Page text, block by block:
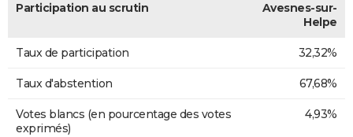
Participation au scrutin
Avesnes-sur-
Helpe
Taux de participation 32,32%
Taux d'abstention 67,68%
Votes blancs (en pourcentage des votes
exprimés)
4,93%